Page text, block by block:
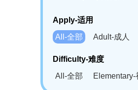
Apply-适用
All-全部
Adult-成人
Difficulty-难度
All-全部
Elementary-